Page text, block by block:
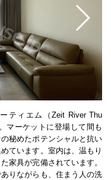
ティエム（Zeit River Thu
マーケットに登場して間も
秘めたポテンシャルと抗い
ています。室内は、温もり
家具が完備されています。
りながらも、住まう人の洗